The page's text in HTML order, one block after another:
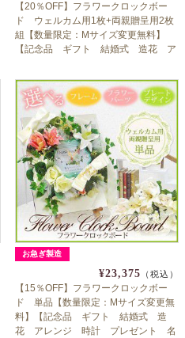
【20％OFF】フラワークロックボー
ド ウェルカム用1枚+両親贈呈用2枚
組【数量限定：Mサイズ変更無料】
【記念品 ギフト 結婚式 造花 ア
お急ぎ製造
¥23,375 （税込）
【15％OFF】フラワークロックボー
ド 単品【数量限定：Mサイズ変更無
料】【記念品 ギフト 結婚式 造
花 アレンジ 時計 プレゼント 名